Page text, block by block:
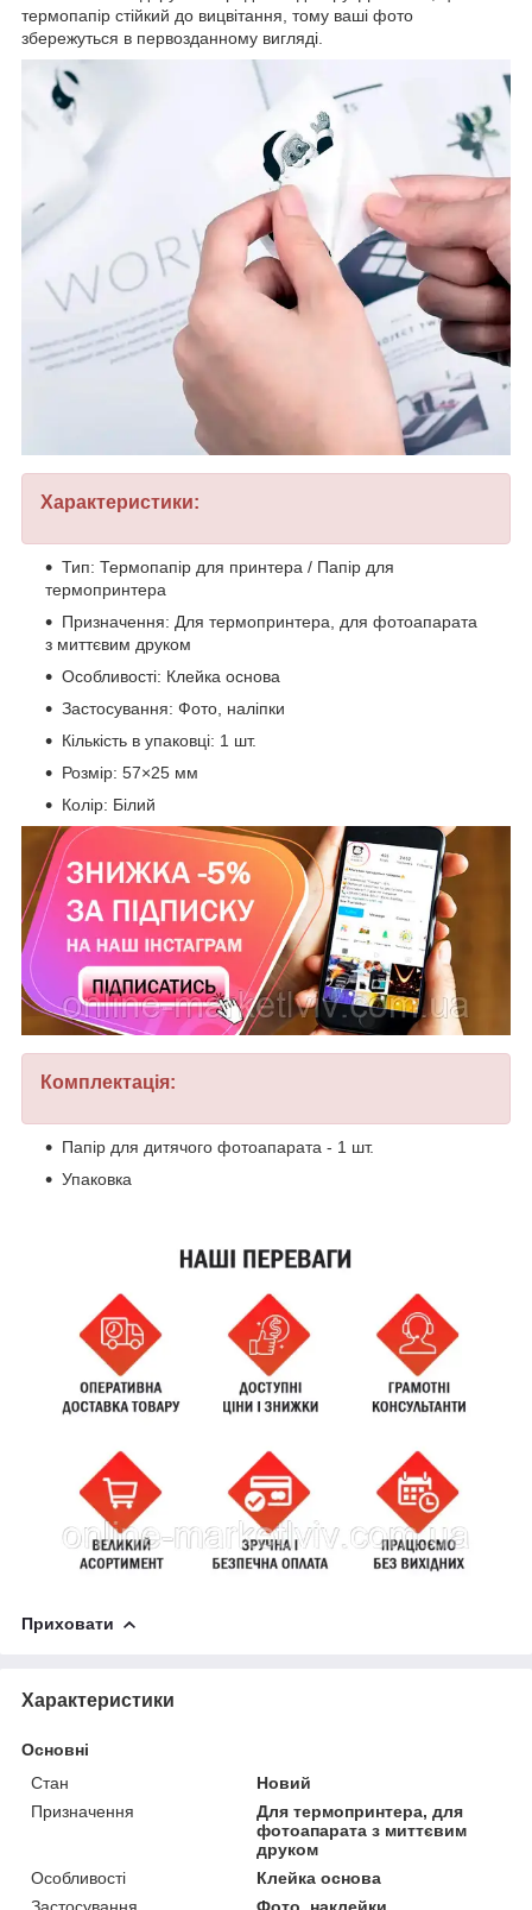
термопапір стійкий до вицвітання, тому ваші фото
збережуться в первозданному вигляді.
Характеристики:
Тип: Термопапір для принтера / Папір для
термопринтера
Призначення: Для термопринтера, для фотоапарата
з миттєвим друком
Особливості: Клейка основа
Застосування: Фото, наліпки
Кількість в упаковці: 1 шт.
Розмір: 57×25 мм
Колір: Білий
Комплектація:
Папір для дитячого фотоапарата - 1 шт.
Упаковка
Приховати
Характеристики
Основні
Стан
Новий
Призначення
Для термопринтера, для
фотоапарата з миттєвим
друком
Особливості
Клейка основа
Застосування
Фото, наклейки